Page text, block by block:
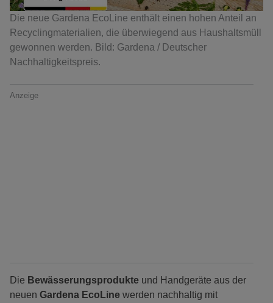
Die neue Gardena EcoLine enthält einen hohen Anteil an
Recyclingmaterialien, die überwiegend aus Haushaltsmüll
gewonnen werden. Bild: Gardena / Deutscher
Nachhaltigkeitspreis.
Anzeige
Die Bewässerungsprodukte und Handgeräte aus der
neuen Gardena EcoLine werden nachhaltig mit